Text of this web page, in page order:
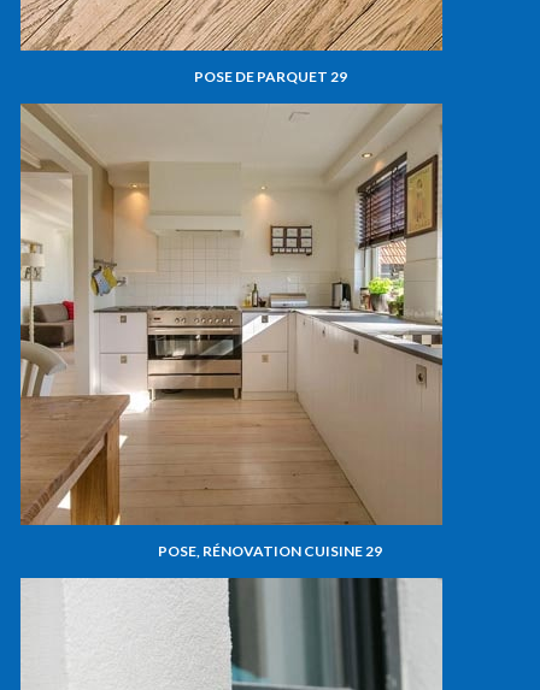
POSE DE PARQUET 29
POSE, RÉNOVATION CUISINE 29